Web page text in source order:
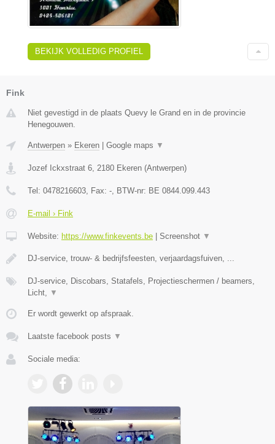
BEKIJK VOLLEDIG PROFIEL
Fink
Niet gevestigd in de plaats Quevy le Grand en in de provincie
Henegouwen.
Antwerpen » Ekeren Google maps ▼
Jozef Ickxstraat 6, 2180 Ekeren (Antwerpen)
Tel: 0478216603, Fax: -, BTW-nr: BE 0844.099.443
E-mail › Fink
Website: https://www.finkevents.be Screenshot ▼
DJ-service, trouw- & bedrijfsfeesten, verjaardagsfuiven, ...
DJ-service, Discobars, Statafels, Projectieschermen / beamers,
Licht, ▼
Er wordt gewerkt op afspraak.
Laatste facebook posts ▼
Sociale media: